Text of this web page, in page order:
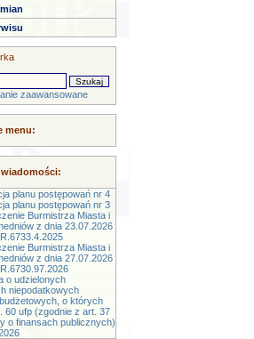
zaawansowane
menu:
planu postępowań nr 4
planu postępowań nr 3
Burmistrza Miasta i
z dnia 23.07.2026
Burmistrza Miasta i
z dnia 27.07.2026
o udzielonych
niepodatkowych
o których
60 ufp (zgodnie z art. 37
o finansach publicznych)